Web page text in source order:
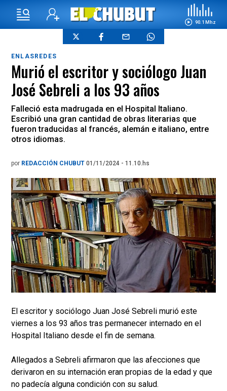
90.1 Mhz
ENLASREDES
Murió el escritor y sociólogo Juan
José Sebreli a los 93 años
Falleció esta madrugada en el Hospital Italiano.
Escribió una gran cantidad de obras literarias que
fueron traducidas al francés, alemán e italiano, entre
otros idiomas.
por REDACCIÓN CHUBUT 01/11/2024 - 11.10.hs
El escritor y sociólogo Juan José Sebreli murió este
viernes a los 93 años tras permanecer internado en el
Hospital Italiano desde el fin de semana.
Allegados a Sebreli afirmaron que las afecciones que
derivaron en su internación eran propias de la edad y que
no padecía alguna condición con su salud.